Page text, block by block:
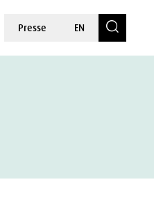
Presse EN